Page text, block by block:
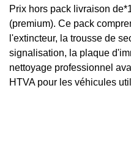
Prix hors pack livraison
(premium). Ce pack
l'extincteur, la trousse de
signalisation, la plaque
nettoyage professionnel
HTVA pour les véhicules